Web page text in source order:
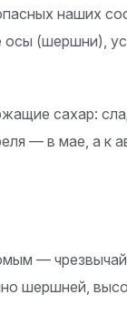
наших
осы (шершни),
сахар:
— в мае, а к
—
шершней,